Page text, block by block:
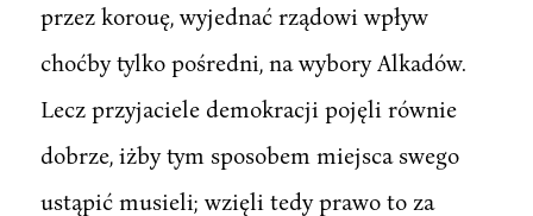
przez korouę, wyjednać rządowi wpływ
choćby tylko pośredni, na wybory Alkadów.
Lecz przyjaciele demokracji pojęli równie
dobrze, iżby tym sposobem miejsca swego
ustąpić musieli; wzięli tedy prawo to za